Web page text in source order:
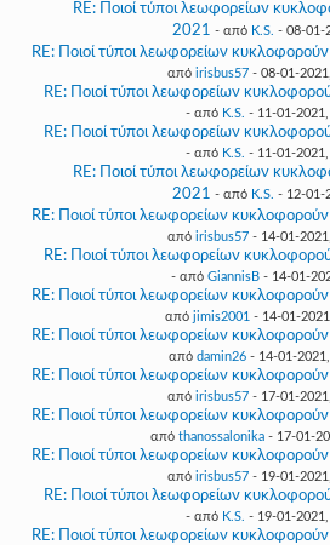
RE: Ποιοί τύποι λεωφορείων
2021 - από K.S. - 08-01-
RE: Ποιοί τύποι λεωφορείων
από irisbus57- 08-01-
RE: Ποιοί τύποι λεωφορείων
- από K.S. - 11-01-
RE: Ποιοί τύποι λεωφορείων
- από K.S. - 11-01-
RE: Ποιοί τύποι λεωφορείων
2021 - από K.S. - 12-01-
RE: Ποιοί τύποι λεωφορείων
από irisbus57- 14-01-
RE: Ποιοί τύποι λεωφορείων
- από GiannisB - 14-01-
RE: Ποιοί τύποι λεωφορείων
από jimis2001 - 14-01-
RE: Ποιοί τύποι λεωφορείων
από damin26 - 14-01-
RE: Ποιοί τύποι λεωφορείων
από irisbus57- 17-01-
RE: Ποιοί τύποι λεωφορείων
από thanossalonika - 17-01-
RE: Ποιοί τύποι λεωφορείων
από irisbus57- 19-01-
RE: Ποιοί τύποι λεωφορείων
- από K.S. - 19-01-
RE: Ποιοί τύποι λεωφορείων